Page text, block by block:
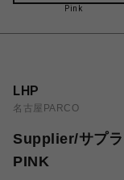
Pink
LHP
名古屋PARCO
Supplier/サプ
PINK